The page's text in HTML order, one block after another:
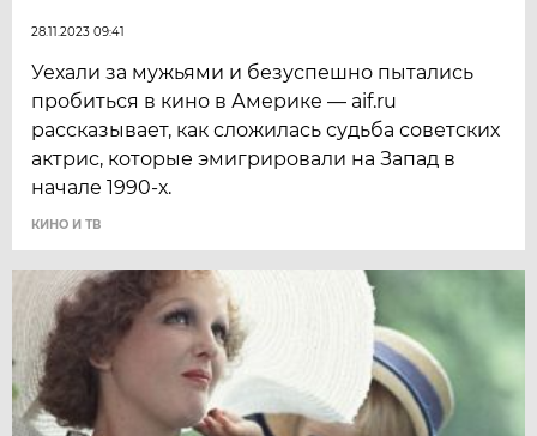
28.11.2023 09:41
Уехали за мужьями и безуспешно пытались
пробиться в кино в Америке — aif.ru
рассказывает, как сложилась судьба советских
актрис, которые эмигрировали на Запад в
начале 1990-х.
КИНО И ТВ